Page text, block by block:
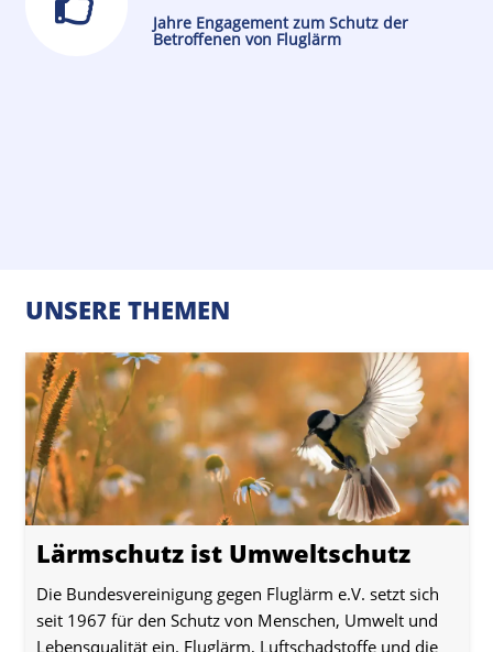
Jahre Engagement zum Schutz der
Betroffenen von Fluglärm
UNSERE THEMEN
Lärmschutz ist Umweltschutz
Die Bundesvereinigung gegen Fluglärm e.V. setzt sich
seit 1967 für den Schutz von Menschen, Umwelt und
Lebensqualität ein. Fluglärm, Luftschadstoffe und die